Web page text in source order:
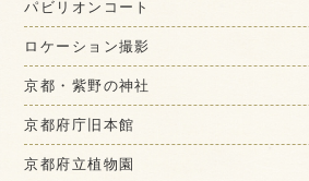
パビリオンコート
ロケーション撮影
京都・紫野の神社
京都府庁旧本館
京都府立植物園